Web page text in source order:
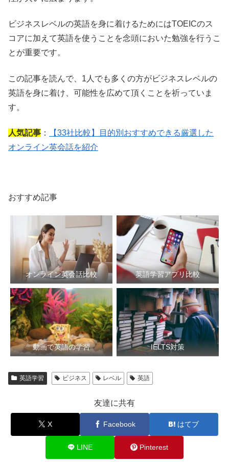
ビジネスレベルの英語を身に着けるためにはTOEICのス
コアに加えて英語を使うことを念頭においた勉強を行うこ
とが重要です。
この記事を読んで、1人でも多くの方がビジネスレベルの
英語を身に着け、可能性を広めて頂くことを祈っていま
す。
人気記事 ：
【33社比較】目的別おすすめできる厳選した
オンライン英会話を紹介
おすすめ記事
オンライン英会話比較 英語学習アプリ比較
動画で英語の学習 IELTS対策
英語学習 ビジネス レベル 英語
友達に共有
X Facebook はてブ
LINE Pinterest